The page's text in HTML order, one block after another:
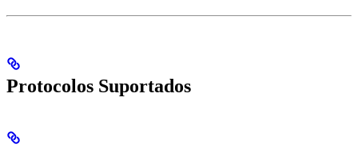
Protocolos Suportados